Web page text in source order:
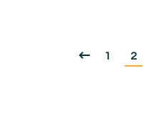
1 2